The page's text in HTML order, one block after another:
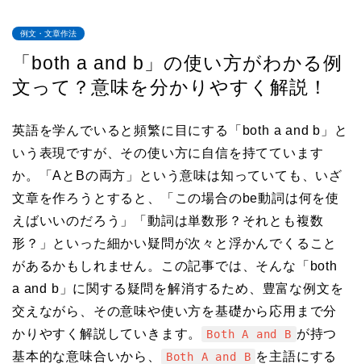
例文・文章作法
「both a and b」の使い方がわかる例
文って？意味を分かりやすく解説！
英語を学んでいると頻繁に目にする「both a and b」と
いう表現ですが、その使い方に自信を持てています
か。「AとBの両方」という意味は知っていても、いざ
文章を作ろうとすると、「この場合のbe動詞は何を使
えばいいのだろう」「動詞は単数形？それとも複数
形？」といった細かい疑問が次々と浮かんでくること
があるかもしれません。この記事では、そんな「both
a and b」に関する疑問を解消するため、豊富な例文を
交えながら、その意味や使い方を基礎から応用まで分
かりやすく解説していきます。
Both A and B が持つ
基本的な意味合いから、
Both A and B を主語にする